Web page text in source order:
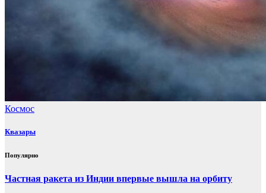
Космос
Квазары
Популярно
Частная ракета из Индии впервые вышла на орбиту